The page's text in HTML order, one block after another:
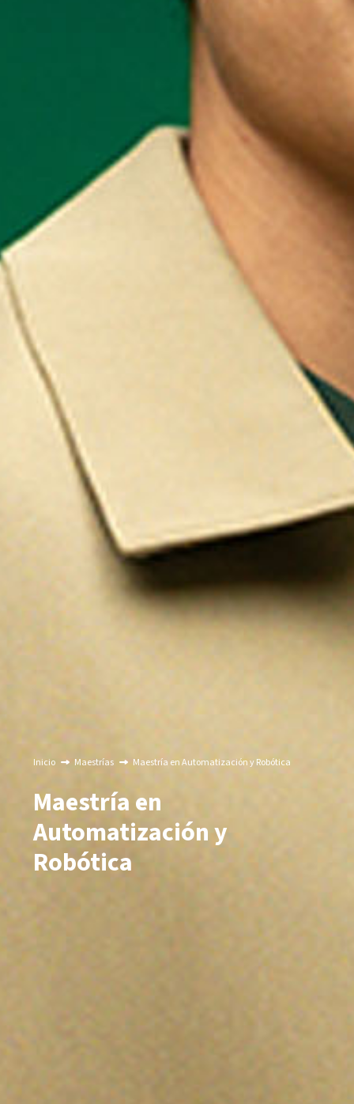
Inicio Maestrías Maestría en Automatización y Robótica
Maestría en
Automatización y
Robótica